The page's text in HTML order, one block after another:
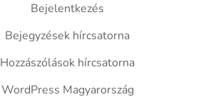
Bejelentkezés
Bejegyzések hírcsatorna
Hozzászólások hírcsatorna
WordPress Magyarország